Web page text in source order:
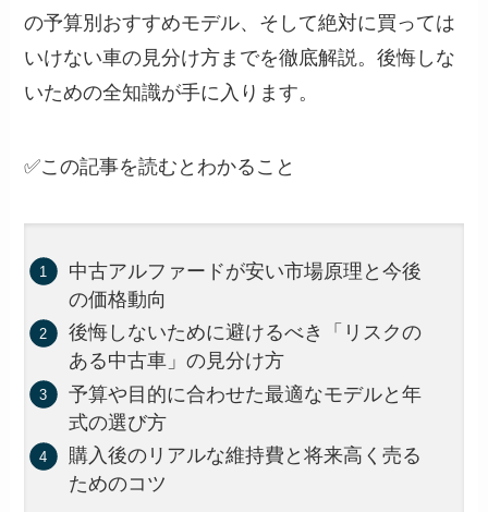
の予算別おすすめモデル、そして絶対に買っては
いけない車の見分け方までを徹底解説。後悔しな
いための全知識が手に入ります。
✅この記事を読むとわかること
中古アルファードが安い市場原理と今後
の価格動向
後悔しないために避けるべき「リスクの
ある中古車」の見分け方
予算や目的に合わせた最適なモデルと年
式の選び方
購入後のリアルな維持費と将来高く売る
ためのコツ